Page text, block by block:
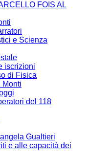
FOIS AL
e Scienza
iscrizioni
di Fisica
Monti
del 118
Gualtieri
e alle capacità dei